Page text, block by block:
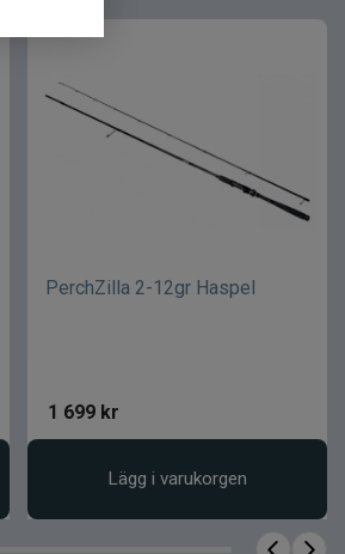
PerchZilla 2-12gr Haspel
1 699 kr
Lägg i varukorgen